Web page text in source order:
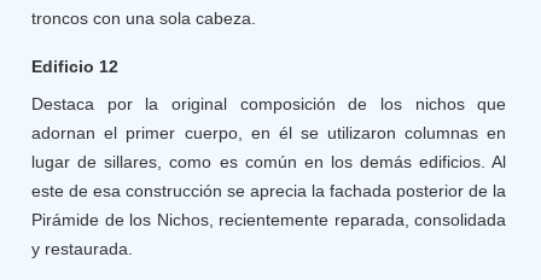
troncos con una sola cabeza.
Edificio 12
Destaca por la original composición de los nichos que
adornan el primer cuerpo, en él se utilizaron columnas en
lugar de sillares, como es común en los demás edificios. Al
este de esa construcción se aprecia la fachada posterior de la
Pirámide de los Nichos, recientemente reparada, consolidada
y restaurada.